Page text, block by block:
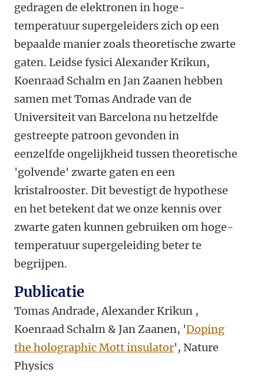
gedragen de elektronen in hoge-
temperatuur supergeleiders zich op een
bepaalde manier zoals theoretische zwarte
gaten. Leidse fysici Alexander Krikun,
Koenraad Schalm en Jan Zaanen hebben
samen met Tomas Andrade van de
Universiteit van Barcelona nu hetzelfde
gestreepte patroon gevonden in
eenzelfde ongelijkheid tussen theoretische
'golvende' zwarte gaten en een
kristalrooster. Dit bevestigt de hypothese
en het betekent dat we onze kennis over
zwarte gaten kunnen gebruiken om hoge-
temperatuur supergeleiding beter te
begrijpen.
Publicatie
Tomas Andrade, Alexander Krikun ,
Koenraad Schalm & Jan Zaanen, 'Doping
the holographic Mott insulator', Nature
Physics